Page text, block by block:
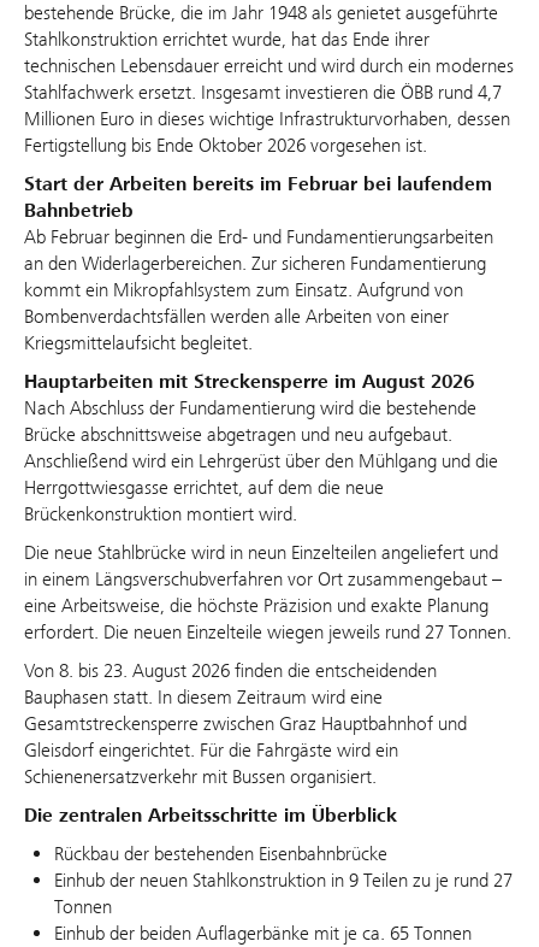
bestehende Brücke, die im Jahr 1948 als genietet ausgeführte
Stahlkonstruktion errichtet wurde, hat das Ende ihrer
technischen Lebensdauer erreicht und wird durch ein modernes
Stahlfachwerk ersetzt. Insgesamt investieren die ÖBB rund 4,7
Millionen Euro in dieses wichtige Infrastrukturvorhaben, dessen
Fertigstellung bis Ende Oktober 2026 vorgesehen ist.
Start der Arbeiten bereits im Februar bei laufendem
Bahnbetrieb
Ab Februar beginnen die Erd- und Fundamentierungsarbeiten
an den Widerlagerbereichen. Zur sicheren Fundamentierung
kommt ein Mikropfahlsystem zum Einsatz. Aufgrund von
Bombenverdachtsfällen werden alle Arbeiten von einer
Kriegsmittelaufsicht begleitet.
Hauptarbeiten mit Streckensperre im August 2026
Nach Abschluss der Fundamentierung wird die bestehende
Brücke abschnittsweise abgetragen und neu aufgebaut.
Anschließend wird ein Lehrgerüst über den Mühlgang und die
Herrgottwiesgasse errichtet, auf dem die neue
Brückenkonstruktion montiert wird.
Die neue Stahlbrücke wird in neun Einzelteilen angeliefert und
in einem Längsverschubverfahren vor Ort zusammengebaut –
eine Arbeitsweise, die höchste Präzision und exakte Planung
erfordert. Die neuen Einzelteile wiegen jeweils rund 27 Tonnen.
Von 8. bis 23. August 2026 finden die entscheidenden
Bauphasen statt. In diesem Zeitraum wird eine
Gesamtstreckensperre zwischen Graz Hauptbahnhof und
Gleisdorf eingerichtet. Für die Fahrgäste wird ein
Schienenersatzverkehr mit Bussen organisiert.
Die zentralen Arbeitsschritte im Überblick
Rückbau der bestehenden Eisenbahnbrücke
Einhub der neuen Stahlkonstruktion in 9 Teilen zu je rund 27
Tonnen
Einhub der beiden Auflagerbänke mit je ca. 65 Tonnen